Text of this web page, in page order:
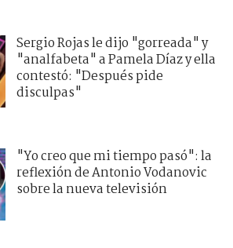
Sergio Rojas le dijo "gorreada" y
"analfabeta" a Pamela Díaz y ella
contestó: "Después pide
disculpas"
"Yo creo que mi tiempo pasó": la
reflexión de Antonio Vodanovic
sobre la nueva televisión